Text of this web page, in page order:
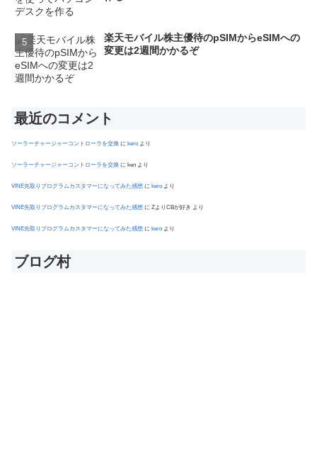
楽天モバイル株主優待のpSIMからeSIMへの
変更は2週間かかるぞ
最近のコメント
ソーラーチャージャーコントローラを交換 に kero より
ソーラーチャージャーコントローラを交換 に ken より
VINE先取りプログラムカスタマーになってみた感想 に kero より
VINE先取りプログラムカスタマーになってみた感想 に ZよりCBが好き より
VINE先取りプログラムカスタマーになってみた感想 に kero より
ブログ村